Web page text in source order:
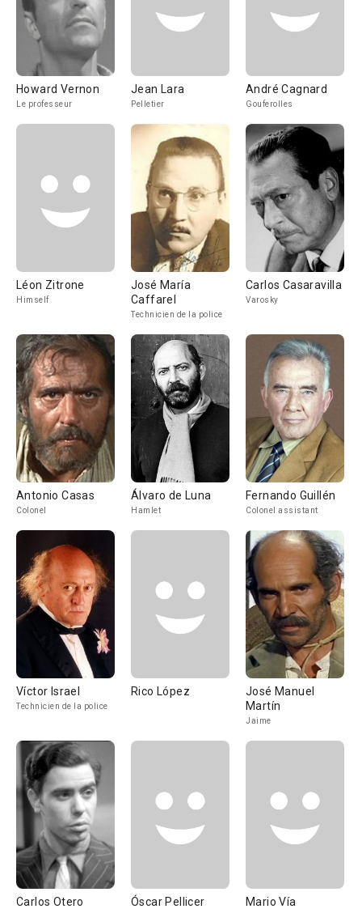
Howard Vernon
Le professeur
Jean Lara
Pelletier
André Cagnard
Gouferolles
Léon Zitrone
Himself
José María
Caffarel
Technicien de la police
Carlos Casaravilla
Varosky
Antonio Casas
Colonel
Álvaro de Luna
Hamlet
Fernando Guillén
Colonel assistant
Víctor Israel
Technicien de la police
Rico López
José Manuel
Martín
Jaime
Carlos Otero Óscar Pellicer Mario Vía